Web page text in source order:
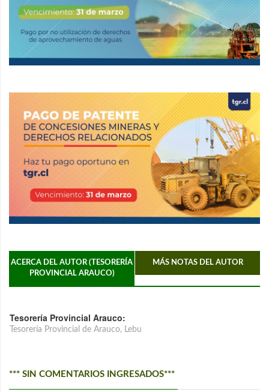
ACERCA DEL AUTOR (TESORERÍA
PROVINCIAL ARAUCO)
MÁS NOTAS DEL AUTOR
Tesorería Provincial Arauco:
Tesorería Provincial de Arauco, Lebu
*** SIN COMENTARIOS INGRESADOS***